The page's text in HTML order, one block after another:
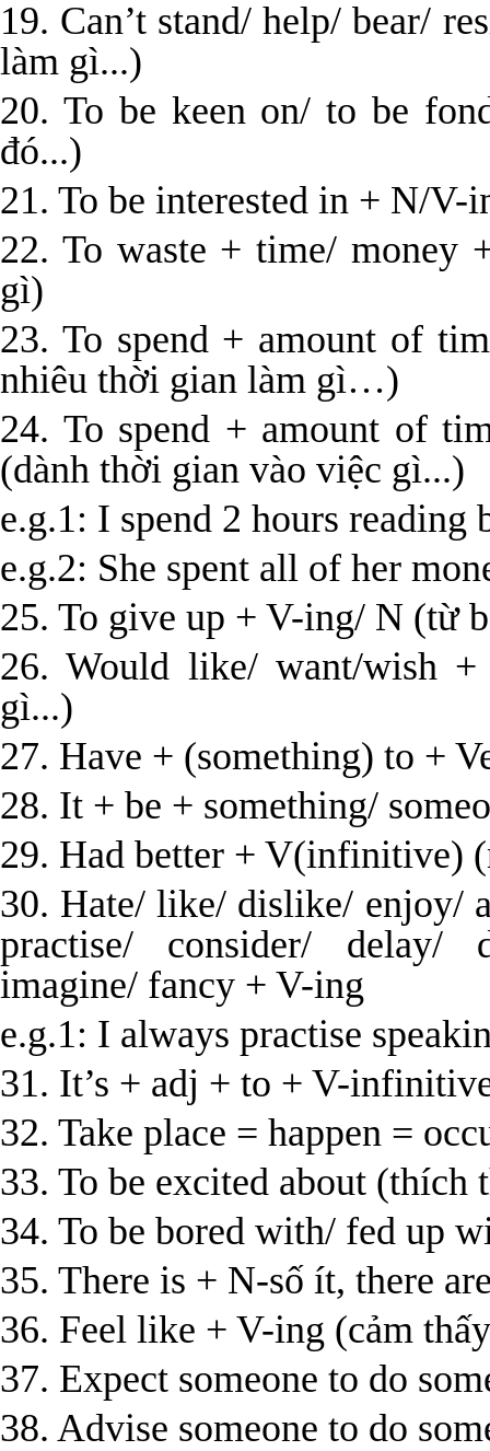
19. Can’t stand/ help/ bear/
làm gì...)
20. To be keen on/ to be
đó...)
21. To be interested in + N/V-
22. To waste + time/ money
gì)
23. To spend + amount of
nhiêu thời gian làm gì…)
24. To spend + amount of
(dành thời gian vào việc gì...)
e.g.1: I spend 2 hours reading
e.g.2: She spent all of her
25. To give up + V-ing/ N (từ
26. Would like/ want/wish
gì...)
27. Have + (something) to +
28. It + be + something/
29. Had better + V(infinitive)
30. Hate/ like/ dislike/ enjoy/
practise/ consider/ delay/
imagine/ fancy + V-ing
e.g.1: I always practise
31. It’s + adj + to + V-
32. Take place = happen =
33. To be excited about (thích
34. To be bored with/ fed up
35. There is + N-số ít, there
36. Feel like + V-ing (cảm
37. Expect someone to do
38. Advise someone to do